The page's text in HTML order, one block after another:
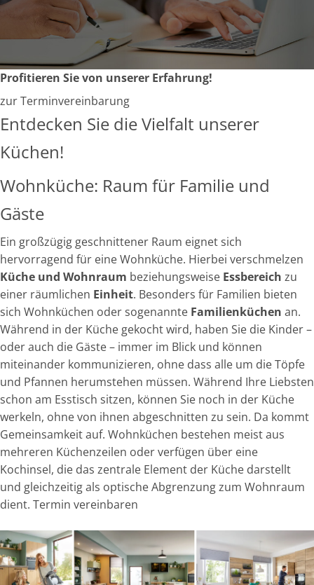
Profitieren Sie von unserer Erfahrung!
zur Terminvereinbarung
Entdecken Sie die Vielfalt unserer
Küchen!
Wohnküche: Raum für Familie und
Gäste
Ein großzügig geschnittener Raum eignet sich
hervorragend für eine Wohnküche. Hierbei verschmelzen
Küche und Wohnraum beziehungsweise Essbereich zu
einer räumlichen Einheit. Besonders für Familien bieten
sich Wohnküchen oder sogenannte Familienküchen an.
Während in der Küche gekocht wird, haben Sie die Kinder –
oder auch die Gäste – immer im Blick und können
miteinander kommunizieren, ohne dass alle um die Töpfe
und Pfannen herumstehen müssen. Während Ihre Liebsten
schon am Esstisch sitzen, können Sie noch in der Küche
werkeln, ohne von ihnen abgeschnitten zu sein. Da kommt
Gemeinsamkeit auf. Wohnküchen bestehen meist aus
mehreren Küchenzeilen oder verfügen über eine
Kochinsel, die das zentrale Element der Küche darstellt
und gleichzeitig als optische Abgrenzung zum Wohnraum
dient. Termin vereinbaren